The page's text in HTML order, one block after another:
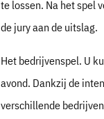
te lossen. Na het spel
de jury aan de uitslag.
Het bedrijvenspel. U
avond. Dankzij de
verschillende